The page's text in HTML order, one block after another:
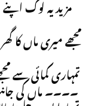
مزید یہ لوگ اپنے
مجھے میری ماں کا
تمہاری کمائی سے
۔۔۔۔ ماں کی